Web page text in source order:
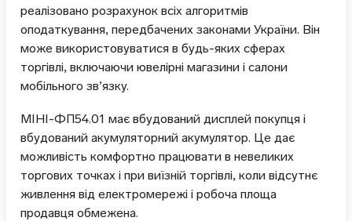
реалізовано розрахунок всіх алгоритмів
оподаткування, передбачених законами України. Він
може використовуватися в будь-яких сферах
торгівлі, включаючи ювелірні магазини і салони
мобільного зв’язку.
МІНІ-ФП54.01 має вбудований дисплей покупця і
вбудований акумуляторний акумулятор. Це дає
можливість комфортно працювати в невеликих
торгових точках і при виїзній торгівлі, коли відсутнє
живлення від електромережі і робоча площа
продавця обмежена.